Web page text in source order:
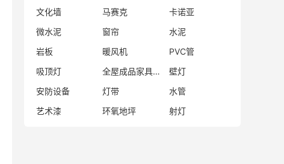
文化墙
马赛克
卡诺亚
微水泥
窗帘
水泥
岩板
暖风机
PVC管
吸顶灯
全屋成品家具品牌
壁灯
安防设备
灯带
水管
艺术漆
环氧地坪 射灯